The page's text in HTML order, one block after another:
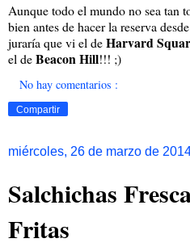
Aunque todo el mundo no sea tan
bien antes de hacer la reserva
juraría que vi el deHarvard
el deBeacon Hill!!! ;)
No hay comentarios :
Compartir
miércoles, 26 de marzo de
Salchichas
Fritas